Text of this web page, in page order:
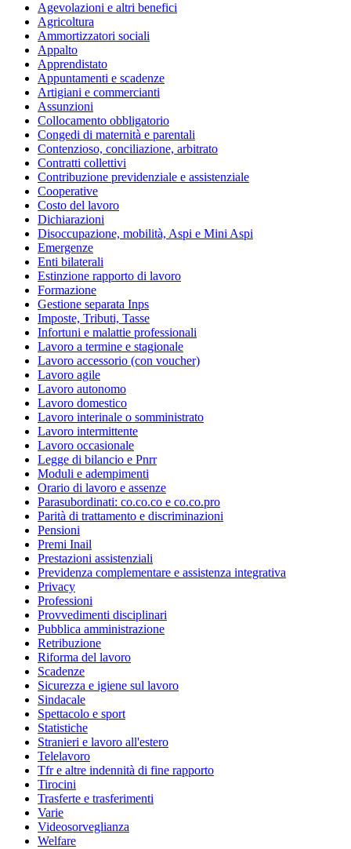
Agevolazioni e altri benefici
Agricoltura
Ammortizzatori sociali
Appalto
Apprendistato
Appuntamenti e scadenze
Artigiani e commercianti
Assunzioni
Collocamento obbligatorio
Congedi di maternità e parentali
Contenzioso, conciliazione, arbitrato
Contratti collettivi
Contribuzione previdenziale e assistenziale
Cooperative
Costo del lavoro
Dichiarazioni
Disoccupazione, mobilità, Aspi e Mini Aspi
Emergenze
Enti bilaterali
Estinzione rapporto di lavoro
Formazione
Gestione separata Inps
Imposte, Tributi, Tasse
Infortuni e malattie professionali
Lavoro a termine e stagionale
Lavoro accessorio (con voucher)
Lavoro agile
Lavoro autonomo
Lavoro domestico
Lavoro interinale o somministrato
Lavoro intermittente
Lavoro occasionale
Legge di bilancio e Pnrr
Moduli e adempimenti
Orario di lavoro e assenze
Parasubordinati: co.co.co e co.co.pro
Parità di trattamento e discriminazioni
Pensioni
Premi Inail
Prestazioni assistenziali
Previdenza complementare e assistenza integrativa
Privacy
Professioni
Provvedimenti disciplinari
Pubblica amministrazione
Retribuzione
Riforma del lavoro
Scadenze
Sicurezza e igiene sul lavoro
Sindacale
Spettacolo e sport
Statistiche
Stranieri e lavoro all'estero
Telelavoro
Tfr e altre indennità di fine rapporto
Tirocini
Trasferte e trasferimenti
Varie
Videosorveglianza
Welfare